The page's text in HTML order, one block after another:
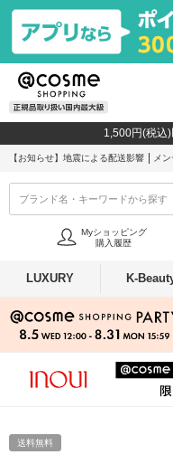
1,500円(税込
【お知らせ】 地震による配送影響 メ
ブランド名・キーワードから探す
Myショッピング
購入履歴
LUXURY K-
送料無料